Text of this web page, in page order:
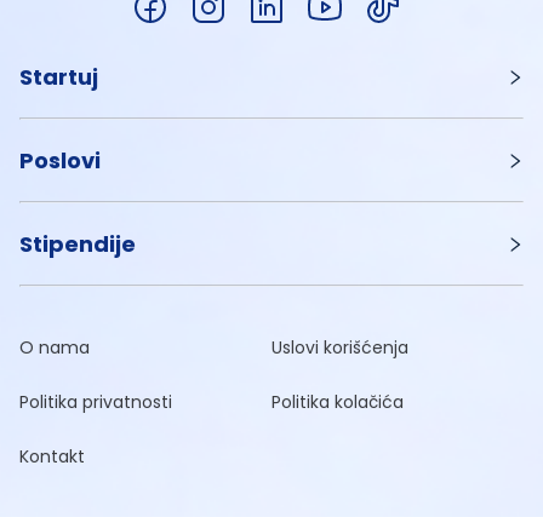
Startuj
Poslovi
Stipendije
O nama Uslovi korišćenja
Politika privatnosti Politika kolačića
Kontakt